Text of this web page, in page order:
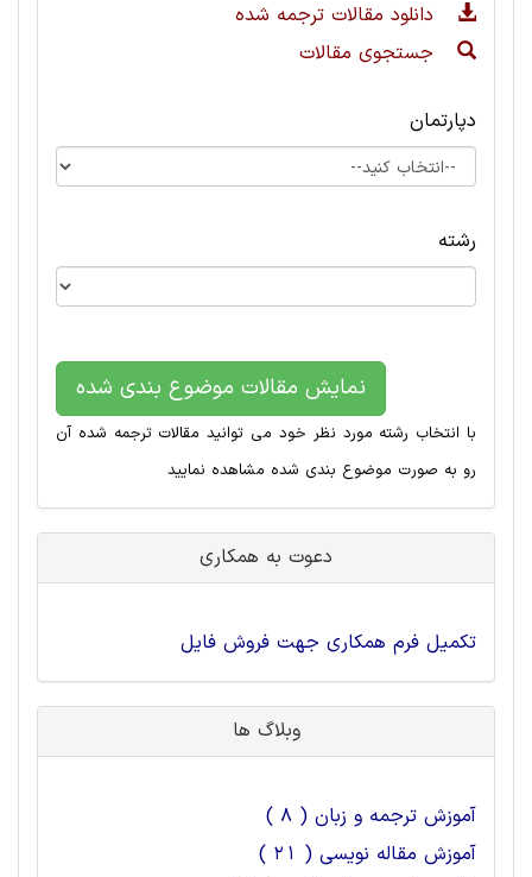
دانلود مقالات ترجمه شده
جستجوی مقالات
دپارتمان
رشته
نمایش مقالات موضوع بندی شده
با انتخاب رشته مورد نظر خود می توانید مقالات ترجمه شده آن
رو به صورت موضوع بندی شده مشاهده نمایید
دعوت به همکاری
تکمیل فرم همکاری جهت فروش فایل
وبلاگ ها
آموزش ترجمه و زبان ( 8 )
آموزش مقاله نویسی ( 21 )